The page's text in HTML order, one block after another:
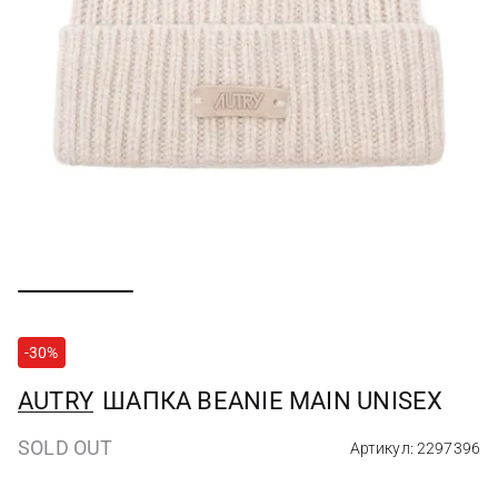
-30%
AUTRY ШАПКА BEANIE MAIN UNISEX
SOLD OUT Артикул: 2297396